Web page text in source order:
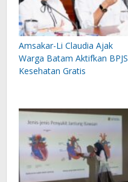
Amsakar-Li Claudia Ajak
Warga Batam Aktifkan BPJS
Kesehatan Gratis